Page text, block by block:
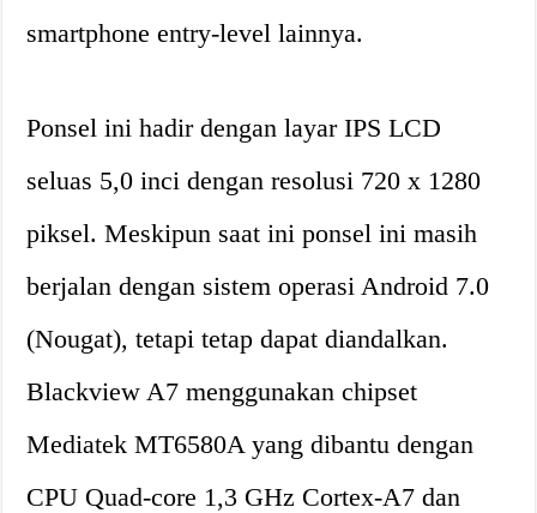
smartphone entry-level lainnya.
Ponsel ini hadir dengan layar IPS LCD
seluas 5,0 inci dengan resolusi 720 x 1280
piksel. Meskipun saat ini ponsel ini masih
berjalan dengan sistem operasi Android 7.0
(Nougat), tetapi tetap dapat diandalkan.
Blackview A7 menggunakan chipset
Mediatek MT6580A yang dibantu dengan
CPU Quad-core 1,3 GHz Cortex-A7 dan